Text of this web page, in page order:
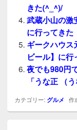
きた(^_^)/
武蔵小山の激
に行ってきた
ギークハウス
ビール】に行
夜でも980円
「うな正 （
カテゴリー: グルメ 作